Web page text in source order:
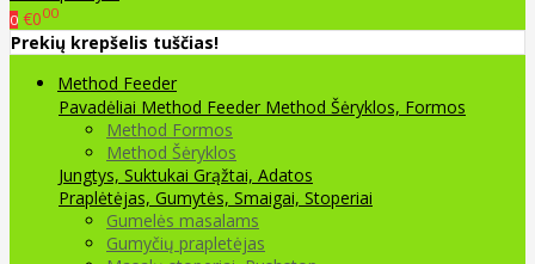
0 €000
Prekių krepšelis tuščias!
Method Feeder
Pavadėliai Method Feeder Method Šėryklos, Formos
Method Formos
Method Šėryklos
Jungtys, Suktukai Grąžtai, Adatos
Praplėtėjas, Gumytės, Smaigai, Stoperiai
Gumelės masalams
Gumyčių prapletėjas